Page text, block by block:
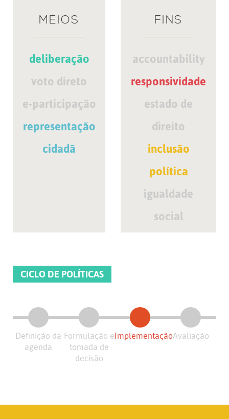
MEIOS
deliberação
voto direto
e-participação
representação
cidadã
FINS
accountability
responsividade
estado de
direito
inclusão
política
igualdade
social
CICLO DE POLÍTICAS
Definição da
agenda
Formulação e
tomada de
decisão
ImplementaçãoAvaliação